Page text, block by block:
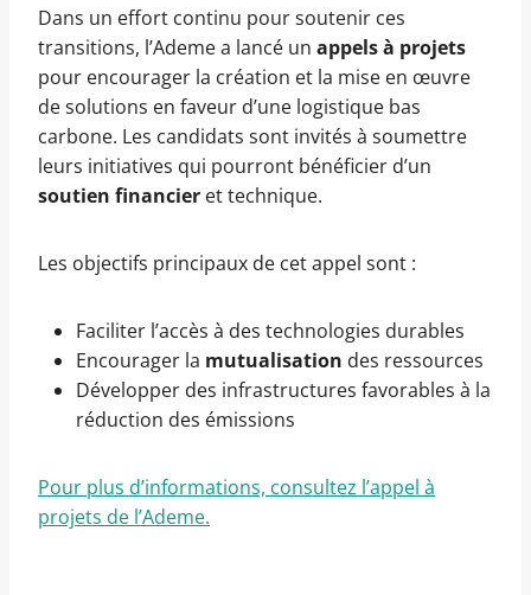
Dans un effort continu pour soutenir ces
transitions, l’Ademe a lancé un appels à projets
pour encourager la création et la mise en œuvre
de solutions en faveur d’une logistique bas
carbone. Les candidats sont invités à soumettre
leurs initiatives qui pourront bénéficier d’un
soutien financier et technique.
Les objectifs principaux de cet appel sont :
Faciliter l’accès à des technologies durables
Encourager la mutualisation des ressources
Développer des infrastructures favorables à la
réduction des émissions
Pour plus d’informations, consultez l’appel à
projets de l’Ademe.